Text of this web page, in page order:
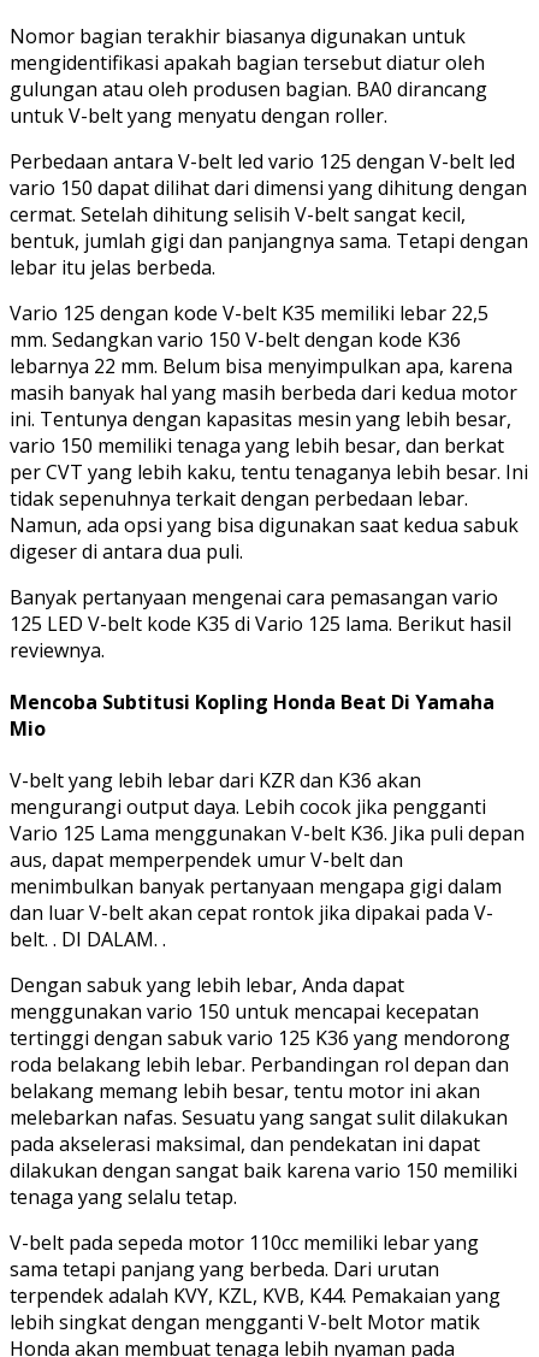
Nomor bagian terakhir biasanya digunakan untuk
mengidentifikasi apakah bagian tersebut diatur oleh
gulungan atau oleh produsen bagian. BA0 dirancang
untuk V-belt yang menyatu dengan roller.
Perbedaan antara V-belt led vario 125 dengan V-belt led
vario 150 dapat dilihat dari dimensi yang dihitung dengan
cermat. Setelah dihitung selisih V-belt sangat kecil,
bentuk, jumlah gigi dan panjangnya sama. Tetapi dengan
lebar itu jelas berbeda.
Vario 125 dengan kode V-belt K35 memiliki lebar 22,5
mm. Sedangkan vario 150 V-belt dengan kode K36
lebarnya 22 mm. Belum bisa menyimpulkan apa, karena
masih banyak hal yang masih berbeda dari kedua motor
ini. Tentunya dengan kapasitas mesin yang lebih besar,
vario 150 memiliki tenaga yang lebih besar, dan berkat
per CVT yang lebih kaku, tentu tenaganya lebih besar. Ini
tidak sepenuhnya terkait dengan perbedaan lebar.
Namun, ada opsi yang bisa digunakan saat kedua sabuk
digeser di antara dua puli.
Banyak pertanyaan mengenai cara pemasangan vario
125 LED V-belt kode K35 di Vario 125 lama. Berikut hasil
reviewnya.
Mencoba Subtitusi Kopling Honda Beat Di Yamaha
Mio
V-belt yang lebih lebar dari KZR dan K36 akan
mengurangi output daya. Lebih cocok jika pengganti
Vario 125 Lama menggunakan V-belt K36. Jika puli depan
aus, dapat memperpendek umur V-belt dan
menimbulkan banyak pertanyaan mengapa gigi dalam
dan luar V-belt akan cepat rontok jika dipakai pada V-
belt. . DI DALAM. .
Dengan sabuk yang lebih lebar, Anda dapat
menggunakan vario 150 untuk mencapai kecepatan
tertinggi dengan sabuk vario 125 K36 yang mendorong
roda belakang lebih lebar. Perbandingan rol depan dan
belakang memang lebih besar, tentu motor ini akan
melebarkan nafas. Sesuatu yang sangat sulit dilakukan
pada akselerasi maksimal, dan pendekatan ini dapat
dilakukan dengan sangat baik karena vario 150 memiliki
tenaga yang selalu tetap.
V-belt pada sepeda motor 110cc memiliki lebar yang
sama tetapi panjang yang berbeda. Dari urutan
terpendek adalah KVY, KZL, KVB, K44. Pemakaian yang
lebih singkat dengan mengganti V-belt Motor matik
Honda akan membuat tenaga lebih nyaman pada